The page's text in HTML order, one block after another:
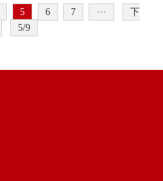
5 6 7 ···
下
5/9